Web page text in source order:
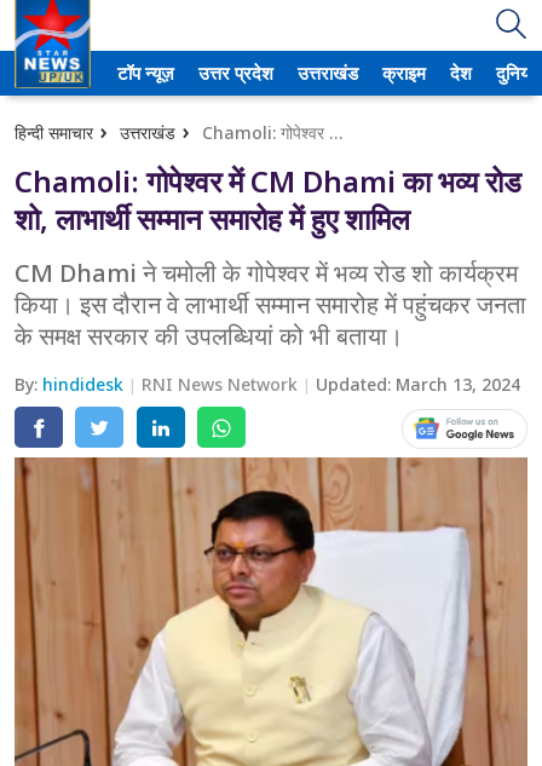
टॉप न्यूज़ उत्तर प्रदेश उत्तराखंड क्राइम देश दुनिया
हिन्दी समाचार उत्तराखंड Chamoli: गोपेश्वर में CM Dhami का भव्य रोड शो, लाभार्थी सम्मान समारोह में हुए शामिल
Chamoli: गोपेश्वर में CM Dhami का भव्य रोड
शो, लाभार्थी सम्मान समारोह में हुए शामिल
CM Dhami ने चमोली के गोपेश्वर में भव्य रोड शो कार्यक्रम
किया। इस दौरान वे लाभार्थी सम्मान समारोह में पहुंचकर जनता
के समक्ष सरकार की उपलब्धियां को भी बताया।
By: hindidesk RNI News Network Updated: March 13, 2024
उत्तर प्रदेश
आगरा
कानपुर
प्रयागराज
मेरठ
लखनऊ
उत्तराखंड
चंपावत
नैनीताल